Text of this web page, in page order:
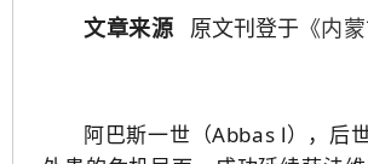
文章来源 原文刊登于 《内
阿巴斯一世（Abbas Ⅰ），后